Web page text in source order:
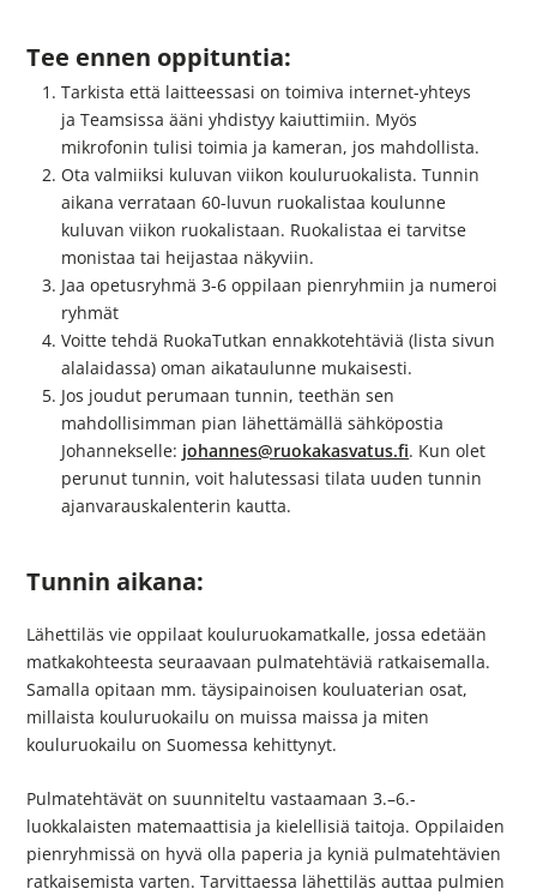
Tee ennen oppituntia:
Tarkista että laitteessasi on toimiva internet-yhteys
ja Teamsissa ääni yhdistyy kaiuttimiin. Myös
mikrofonin tulisi toimia ja kameran, jos mahdollista.
Ota valmiiksi kuluvan viikon kouluruokalista. Tunnin
aikana verrataan 60-luvun ruokalistaa koulunne
kuluvan viikon ruokalistaan. Ruokalistaa ei tarvitse
monistaa tai heijastaa näkyviin.
Jaa opetusryhmä 3-6 oppilaan pienryhmiin ja numeroi
ryhmät
Voitte tehdä RuokaTutkan ennakkotehtäviä (lista sivun
alalaidassa) oman aikataulunne mukaisesti.
Jos joudut perumaan tunnin, teethän sen
mahdollisimman pian lähettämällä sähköpostia
Johannekselle: johannes@ruokakasvatus.fi. Kun olet
perunut tunnin,voit halutessasitilata uuden tunnin
ajanvarauskalenterin kautta.
Tunnin aikana:
Lähettiläs vie oppilaat kouluruokamatkalle, jossa edetään
matkakohteesta seuraavaan pulmatehtäviä ratkaisemalla.
Samalla opitaan mm. täysipainoisen kouluaterian osat,
millaista kouluruokailu on muissa maissa ja miten
kouluruokailu on Suomessa kehittynyt.
Pulmatehtävät on suunniteltu vastaamaan 3.–6.-
luokkalaisten matemaattisia ja kielellisiä taitoja. Oppilaiden
pienryhmissä on hyvä olla paperia ja kyniä pulmatehtävien
ratkaisemista varten. Tarvittaessa lähettiläs auttaa pulmien